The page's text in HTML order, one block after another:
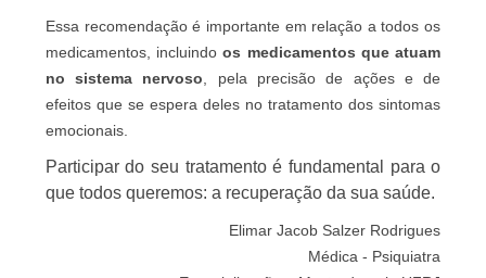
Essa recomendação é importante em relação a todos os
medicamentos, incluindoos medicamentos que atuam
no sistema nervoso, pela precisão de ações e de
efeitos que se espera deles no tratamento dos sintomas
emocionais.
Participar do seu tratamento é fundamental para o
que todos queremos: a recuperação da sua saúde.
Elimar Jacob Salzer Rodrigues
Médica - Psiquiatra